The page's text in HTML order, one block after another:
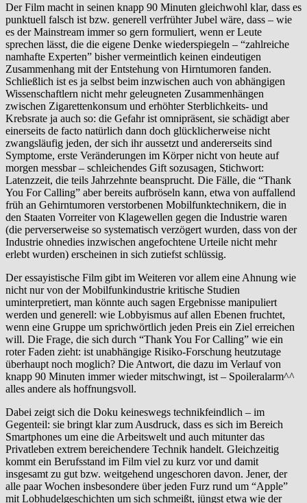
Der Film macht in seinen knapp 90 Minuten gleichwohl klar, dass es
punktuell falsch ist bzw. generell verfrühter Jubel wäre, dass – wie
es der Mainstream immer so gern formuliert, wenn er Leute
sprechen lässt, die die eigene Denke wiederspiegeln – “zahlreiche
namhafte Experten” bisher vermeintlich keinen eindeutigen
Zusammenhang mit der Entstehung von Hirntumoren fanden.
Schließlich ist es ja selbst beim inzwischen auch von abhängigen
Wissenschaftlern nicht mehr geleugneten Zusammenhängen
zwischen Zigarettenkonsum und erhöhter Sterblichkeits- und
Krebsrate ja auch so: die Gefahr ist omnipräsent, sie schädigt aber
einerseits de facto natürlich dann doch glücklicherweise nicht
zwangsläufig jeden, der sich ihr aussetzt und andererseits sind
Symptome, erste Veränderungen im Körper nicht von heute auf
morgen messbar – schleichendes Gift sozusagen, Stichwort:
Latenzzeit, die teils Jahrzehnte beansprucht. Die Fälle, die “Thank
You For Calling” aber bereits aufbröseln kann, etwa von auffallend
früh an Gehirntumoren verstorbenen Mobilfunktechnikern, die in
den Staaten Vorreiter von Klagewellen gegen die Industrie waren
(die perverserweise so systematisch verzögert wurden, dass von der
Industrie ohnedies inzwischen angefochtene Urteile nicht mehr
erlebt wurden) erscheinen in sich zutiefst schlüssig.
Der essayistische Film gibt im Weiteren vor allem eine Ahnung wie
nicht nur von der Mobilfunkindustrie kritische Studien
uminterpretiert, man könnte auch sagen Ergebnisse manipuliert
werden und generell: wie Lobbyismus auf allen Ebenen fruchtet,
wenn eine Gruppe um sprichwörtlich jeden Preis ein Ziel erreichen
will. Die Frage, die sich durch “Thank You For Calling” wie ein
roter Faden zieht: ist unabhängige Risiko-Forschung heutzutage
überhaupt noch moglich? Die Antwort, die dazu im Verlauf von
knapp 90 Minuten immer wieder mitschwingt, ist – Spoileralarm^^
alles andere als hoffnungsvoll.
Dabei zeigt sich die Doku keineswegs technikfeindlich – im
Gegenteil: sie bringt klar zum Ausdruck, dass es sich im Bereich
Smartphones um eine die Arbeitswelt und auch mitunter das
Privatleben extrem bereichendere Technik handelt. Gleichzeitig
kommt ein Berufsstand im Film viel zu kurz vor und damit
insgesamt zu gut bzw. weitgehend ungeschoren davon. Jener, der
alle paar Wochen insbesondere über jeden Furz rund um “Apple”
mit Lobhudelgeschichten um sich schmeißt, jüngst etwa wie der